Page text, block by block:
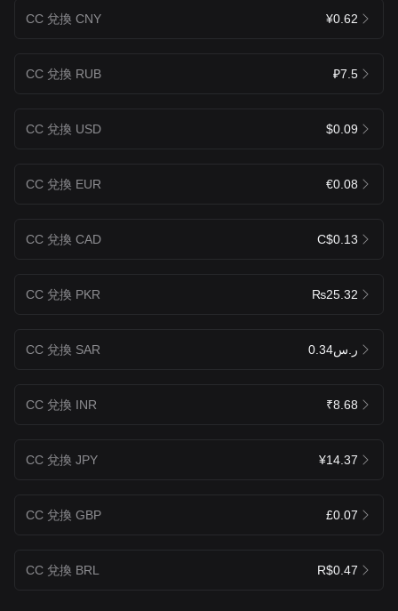
CC 兌換 CNY ¥0.62
CC 兌換 RUB ₽7.5
CC 兌換 USD $0.09
CC 兌換 EUR €0.08
CC 兌換 CAD C$0.13
CC 兌換 PKR ₨25.32
CC 兌換 SAR ر.س0.34
CC 兌換 INR ₹8.68
CC 兌換 JPY ¥14.37
CC 兌換 GBP £0.07
CC 兌換 BRL R$0.47